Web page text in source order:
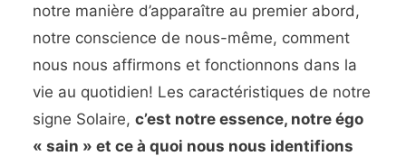
notre manière d’apparaître au premier abord,
notre conscience de nous-même, comment
nous nous affirmons et fonctionnons dans la
vie au quotidien! Les caractéristiques de notre
signe Solaire, c’est notre essence, notre égo
« sain » et ce à quoi nous nous identifions